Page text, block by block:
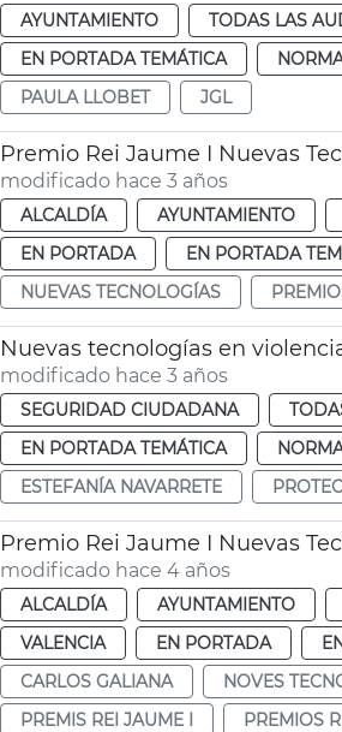
AYUNTAMIENTO TODAS LAS
EN PORTADA TEMÁTICA
PAULA LLOBET
JGL
Premio Rei Jaume I Nuevas
modificado hace 3 años
ALCALDÍA AYUNTAMIENTO
EN PORTADA
EN PORTADA
NUEVAS TECNOLOGÍAS
Nuevas tecnologías en
modificado hace 3 años
SEGURIDAD CIUDADANA
EN PORTADA TEMÁTICA
ESTEFANÍA NAVARRETE
Premio Rei Jaume I Nuevas
modificado hace 4 años
ALCALDÍA AYUNTAMIENTO
VALENCIA
EN PORTADA
CARLOS GALIANA
NOVES
PREMIS REI JAUME I
PREMIOS